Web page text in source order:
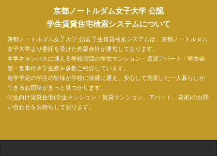
京都ノートルダム女子大学 公認
学生賃貸住宅検索システムについて
京都ノートルダム女子大学 公認 学生賃貸検索システムは、京都ノートルダム
女子大学より委託を受けた外部会社が運営しております。
本学キャンパスに通える学校周辺の学生マンション・賃貸アパート・学生会
館・食事付き学生寮を多数ご紹介しています。
進学予定の学生の皆様が学校に快適に通え、安心して充実した一人暮らしが
できるお部屋がきっと見つかります。
学生向け賃貸住宅(学生マンション・賃貸マンション、アパート、貸家)のお問
い合わせをお待ちしております。